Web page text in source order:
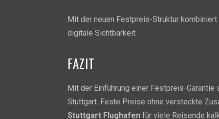
Mit der neuen Festpreis-Struktur
digitale Sichtbarkeit.
FAZIT
Mit der Einführung einer Festpreis-
Stuttgart. Feste Preise ohne versteckte
Stuttgart Flughafen für viele Reisende